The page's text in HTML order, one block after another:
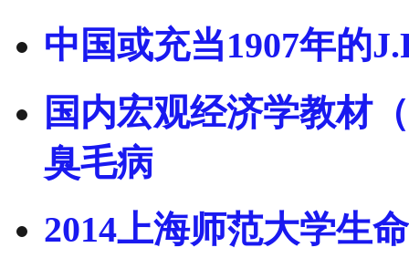
中国或充当1907年的
国内宏观经济学教材
臭毛病
2014上海师范大学生